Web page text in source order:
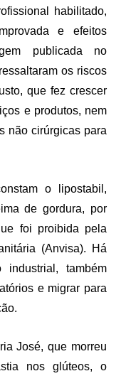
habilitado,
e efeitos
publicada no
os riscos
que fez crescer
e produtos, nem
não cirúrgicas para
o lipostabil,
de gordura, por
foi proibida pela
(Anvisa). Há
também
e migrar para
José, que morreu
nos glúteos, o